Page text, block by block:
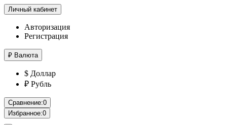
Личный кабинет
Авторизация
Регистрация
₽ Валюта
$ Доллар
₽ Рубль
Сравнение:0
Избранное:0